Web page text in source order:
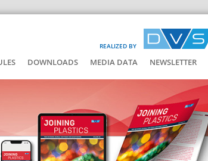
REALIZED BY
DOWNLOADS MEDIA DATA NEWSLETTER